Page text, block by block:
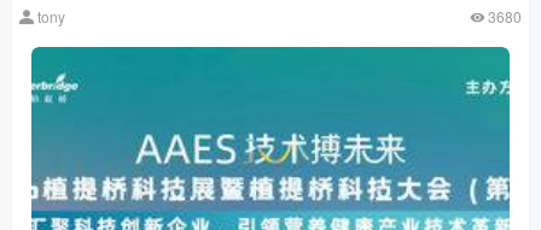
tony 3680